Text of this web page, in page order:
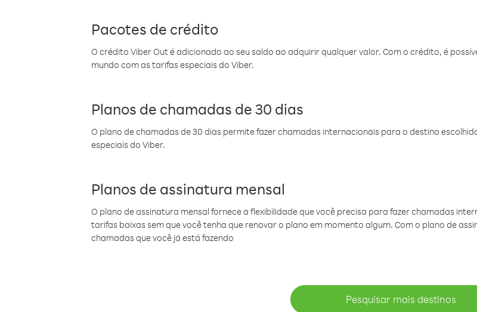
Pacotes de crédito
O crédito Viber Out é adicionado ao seu saldo ao adquirir qualquer valor. Com o crédito, é
mundo com as tarifas especiais do Viber.
Planos de chamadas de 30 dias
O plano de chamadas de 30 dias permite fazer chamadas internacionais para o destino
especiais do Viber.
Planos de assinatura mensal
O plano de assinatura mensal fornece a flexibilidade que você precisa para fazer chamadas
tarifas baixas sem que você tenha que renovar o plano em momento algum. Com o plano de
chamadas que você já está fazendo
Pesquisar mais destinos